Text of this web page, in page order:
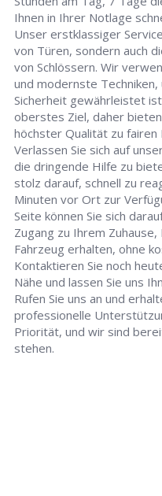
Ihnen in Ihrer Notlage
Unser erstklassiger
von Türen, sondern auch
von Schlössern. Wir
und modernste
Sicherheit gewährleistet
oberstes Ziel, daher
höchster Qualität zu fairen
Verlassen Sie sich auf
die dringende Hilfe zu
stolz darauf, schnell zu
Minuten vor Ort zur
Seite können Sie sich
Zugang zu Ihrem
Fahrzeug erhalten, ohne
Kontaktieren Sie noch
Nähe und lassen Sie uns
Rufen Sie uns an und
professionelle
Priorität, und wir sind
stehen.